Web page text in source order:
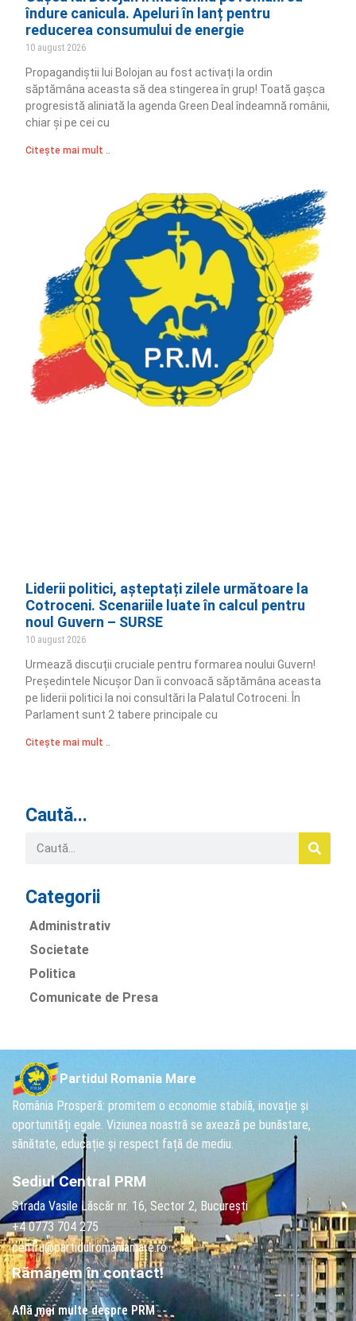
îndure canicula. Apeluri în lanț pentru
reducerea consumului de energie
10 august 2026
Propagandiștii lui Bolojan au fost activați la ordin
săptămâna aceasta să dea stingerea în grup! Toată gașca
progresistă aliniată la agenda Green Deal îndeamnă românii,
chiar și pe cei cu
Citește mai mult ..
Liderii politici, așteptați zilele următoare la
Cotroceni. Scenariile luate în calcul pentru
noul Guvern – SURSE
10 august 2026
Urmează discuții cruciale pentru formarea noului Guvern!
Președintele Nicușor Dan îi convoacă săptămâna aceasta
pe liderii politici la noi consultări la Palatul Cotroceni. În
Parlament sunt 2 tabere principale cu
Citește mai mult ..
Caută...
Categorii
Administrativ
Societate
Politica
Comunicate de Presa
Partidul Romania Mare
România Prosperă: promitem o economie stabilă, inovație și
oportunități egale. Viziunea noastră se axează pe bunăstare,
sănătate, educație și respect față de mediu.
Sediul Central PRM
Strada Vasile Lăscăr nr. 16, Sector 2, București
+4 0773 704 275
centru@partidulromaniamare.ro
Rămânem în contact!
Află mai multe despre PRM